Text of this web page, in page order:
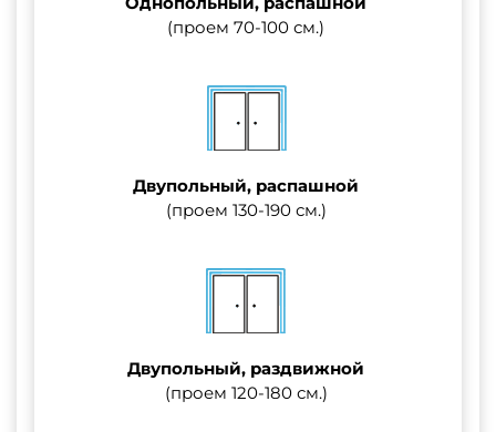
(проем 70-100 см.)
Двупольный, распашной
(проем 130-190 см.)
Двупольный, раздвижной
(проем 120-180 см.)